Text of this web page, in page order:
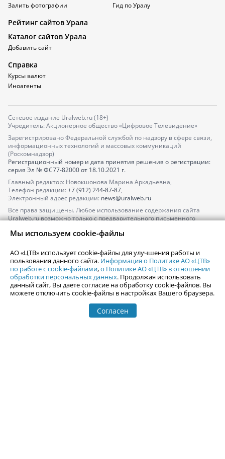
Залить фотографии
Гид по Уралу
Рейтинг сайтов Урала
Каталог сайтов Урала
Добавить сайт
Справка
Курсы валют
Иноагенты
Сетевое издание Uralweb.ru (18+)
Учредитель: Акционерное общество «Цифровое Телевидение»
Зарегистрировано Федеральной службой по надзору в сфере связи,
информационных технологий и массовых коммуникаций
(Роскомнадзор)
Регистрационный номер и дата принятия решения о регистрации:
серия Эл № ФС77-82000от 18.10.2021 г.
Главный редактор: Новокшонова Марина Аркадьевна,
Телефон редакции: +7 (912) 244-87-87,
Электронный адрес редакции: news@uralweb.ru
Все права защищены. Любое использование содержания сайта
Uralweb.ru возможно только с предварительного письменного
По вопросам размещения рекламы обращайтесь по тел.
По вопросам размещения информации в разделе «Афиша»
afisha@uralweb.ru
Пользовательское соглашение на использование сайта
Политика АО «ЦТВ» в отношении обработки персональных данных
Мы используем cookie-файлы
АО «ЦТВ» использует cookie-файлы для улучшения работы и
пользования данного сайта. Информация о Политике АО «ЦТВ»
по работе с cookie-файлами,о Политике АО «ЦТВ» в отношении
обработки персональных данных. Продолжая использовать
данный сайт, Вы даете согласие на обработку cookie-файлов. Вы
можете отключить cookie-файлы в настройках Вашего браузера.
Согласен